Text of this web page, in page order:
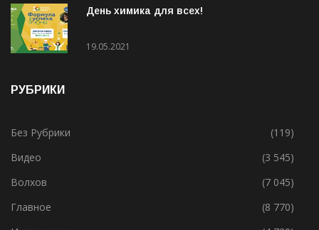
31.05.2021
День химика для всех!
Без Рубрики
(119)
Видео
(3 545)
Волхов
(7 045)